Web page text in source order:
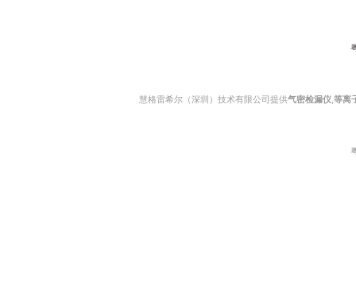
慧格雷希尔（深圳）技术有限公司提供气密检漏仪 等离